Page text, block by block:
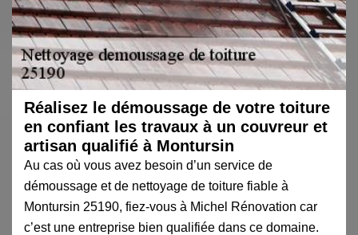
Réalisez le démoussage de votre toiture
en confiant les travaux à un couvreur et
artisan qualifié à Montursin
Au cas où vous avez besoin d’un service de
démoussage et de nettoyage de toiture fiable à
Montursin 25190, fiez-vous à Michel Rénovation car
c’est une entreprise bien qualifiée dans ce domaine.